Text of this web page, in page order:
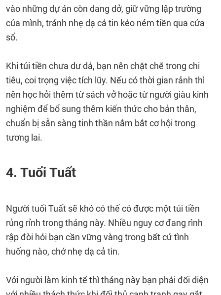
vào những dự án còn dang dở, giữ vững lập trường
của mình, tránh nhẹ dạ cả tin kẻo ném tiền qua cửa
sổ.
Khi túi tiền chưa dư dả, bạn nên chặt chẽ trong chi
tiêu, coi trọng việc tích lũy. Nếu có thời gian rảnh thì
nên học hỏi thêm từ sách vở hoặc từ người giàu kinh
nghiệm để bổ sung thêm kiến thức cho bản thân,
chuẩn bị sẵn sàng tinh thần nắm bắt cơ hội trong
tương lai.
4. Tuổi Tuất
Người tuổi Tuất sẽ khó có thể có được một túi tiền
rủng rỉnh trong tháng này. Nhiều nguy cơ đang rình
rập đòi hỏi bạn cần vững vàng trong bất cứ tình
huống nào, chớ nhẹ dạ cả tin.
Với người làm kinh tế thì tháng này bạn phải đối diện